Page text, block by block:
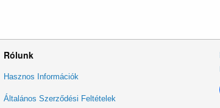
Rólunk
Lábléc
menü
Hasznos Információk
Általános Szerződési Feltételek